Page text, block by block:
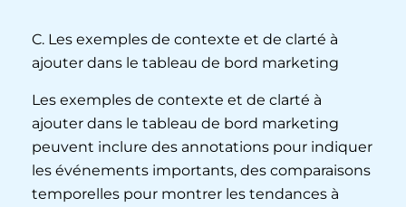
C. Les exemples de contexte et de clarté à
ajouter dans le tableau de bord marketing
Les exemples de contexte et de clarté à
ajouter dans le tableau de bord marketing
peuvent inclure des annotations pour indiquer
les événements importants, des comparaisons
temporelles pour montrer les tendances à